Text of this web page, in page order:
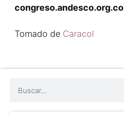
congreso.andesco.org.co
Tomado de Caracol